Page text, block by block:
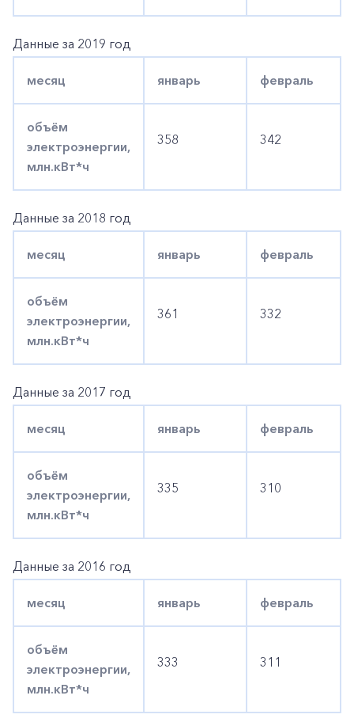
Данные за 2019 год
месяц январь февраль
объём
электроэнергии,
млн.кВт*ч
358 342
Данные за 2018 год
месяц январь февраль
объём
электроэнергии,
млн.кВт*ч
361 332
Данные за 2017 год
месяц январь февраль
объём
электроэнергии,
млн.кВт*ч
335 310
Данные за 2016 год
месяц январь февраль
объём
электроэнергии,
млн.кВт*ч
333 311